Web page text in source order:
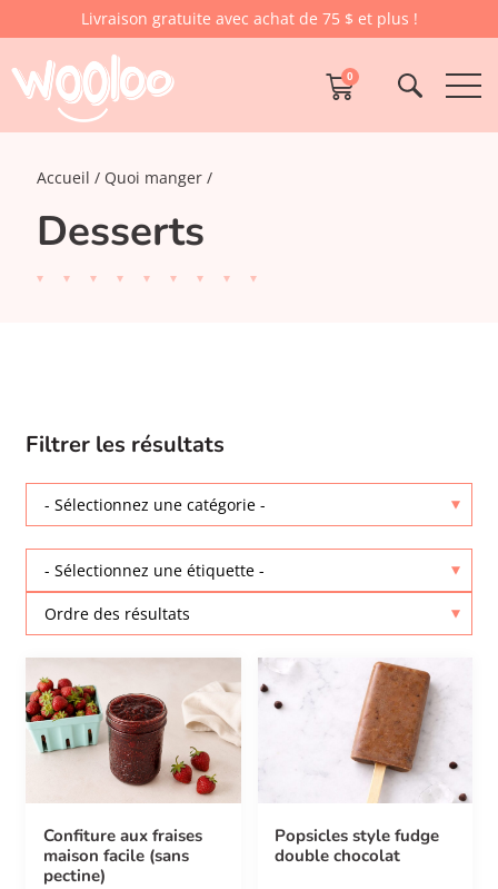
Livraison gratuite avec achat de 75 $ et plus !
0
Accueil Quoi manger
Desserts
Filtrer les résultats
Confiture aux fraises
maison facile (sans
pectine)
Popsicles style fudge
double chocolat